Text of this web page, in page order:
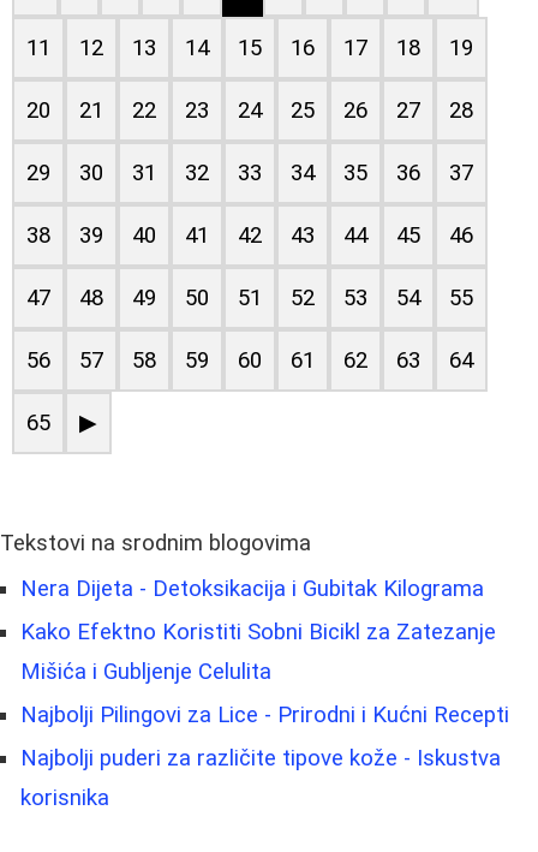
11 12 13 14 15 16 17 18 19
20 21 22 23 24 25 26 27 28
29 30 31 32 33 34 35 36 37
38 39 40 41 42 43 44 45 46
47 48 49 50 51 52 53 54 55
56 57 58 59 60 61 62 63 64
65 ▶
Tekstovi na srodnim blogovima
Nera Dijeta - Detoksikacija i Gubitak Kilograma
Kako Efektno Koristiti Sobni Bicikl za Zatezanje
Mišića i Gubljenje Celulita
Najbolji Pilingovi za Lice - Prirodni i Kućni Recepti
Najbolji puderi za različite tipove kože - Iskustva
korisnika